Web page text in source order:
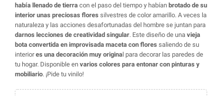
había llenado de tierra con el paso del tiempo y habían brotado de su
interior unas preciosas flores silvestres de color amarillo. A veces la
naturaleza y las acciones desafortunadas del hombre se juntan para
darnos lecciones de creatividad singular. Este diseño de una vieja
bota convertida en improvisada maceta con flores saliendo de su
interiores una decoración muy original para decorar las paredes de
tu hogar. Disponible en varios colores para entonar con pinturas y
mobiliario. ¡Pide tu vinilo!